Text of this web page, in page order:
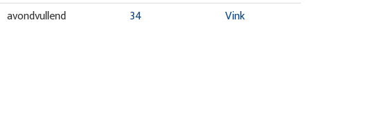
avondvullend 34 Vink